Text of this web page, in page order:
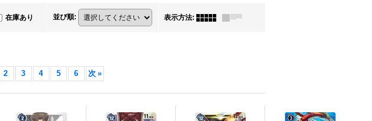
在庫あり 並び順: 表示方法:
2 3 4 5 6 次 »